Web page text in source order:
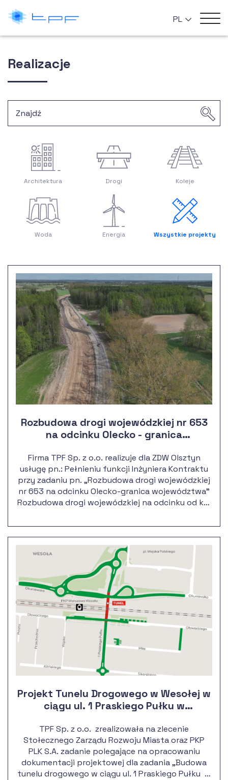
Realizacje
Architektura Drogi Koleje
Woda Energia Wszystkie projekty
Rozbudowa drogi wojewódzkiej nr 653
na odcinku Olecko - granica
Firma TPF Sp. z o.o. realizuje dla ZDW Olsztyn
usługę pn.: Pełnieniu funkcji Inżyniera Kontraktu
przy zadaniu pn. „Rozbudowa drogi wojewódzkiej
nr 653 na odcinku Olecko-granica województwa”
Rozbudowa drogi wojewódzkiej na odcinku od km
regionu Projektu pn. „Rozbudowa
międzyregionalnego ciągu komunikacyjnego
Kętrzyn – wschodnia granica województwa na
odcinkach DW 592, DW 655, DW 653.
Projekt Tunelu Drogowego w Wesołej w
ciągu ul. 1 Praskiego Pułku w
TPF Sp. z o.o. zrealizowała na zlecenie
Stołecznego Zarządu Rozwoju Miasta oraz PKP
PLK S.A. zadanie polegające na opracowaniu
dokumentacji projektowej dla zadania „Budowa
tunelu drogowego w ciągu ul. 1 Praskiego Pułku w
PL